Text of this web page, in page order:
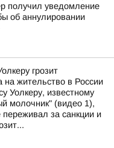
получил уведомление
об аннулировании
грозит
на жительство в России
Уолкеру, известному
молочник" (видео 1),
переживал за санкции и